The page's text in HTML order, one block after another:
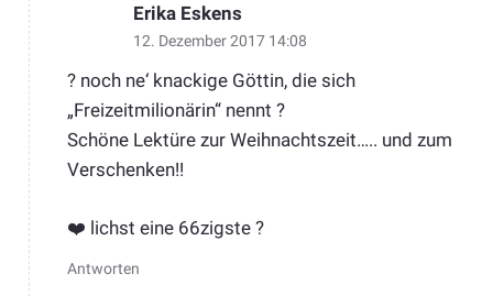
Erika Eskens
12. Dezember 2017 14:08
? noch ne‘ knackige Göttin, die sich
„Freizeitmilionärin“ nennt ?
Schöne Lektüre zur Weihnachtszeit….. und zum
Verschenken!!
❤️ lichst eine 66zigste ?
Antworten